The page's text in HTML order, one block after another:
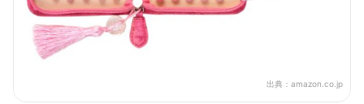
出典： amazon.co.jp